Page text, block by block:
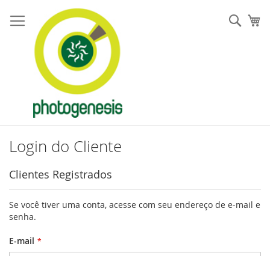
para
o
conteúdo
Login do Cliente
Clientes Registrados
Se você tiver uma conta, acesse com seu endereço de e-mail e
senha.
E-mail